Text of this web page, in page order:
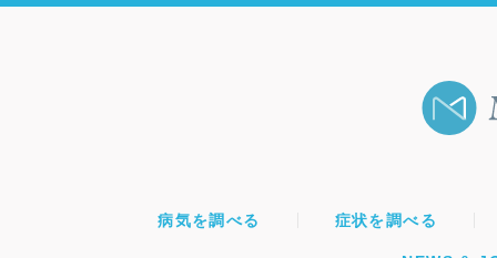
病気を調べる 症状を調べる